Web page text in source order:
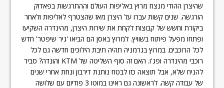
שהיצרן ההודי מנצח מרוץ באליפות העולם וההתרגשות בפאדוק
הורגשה. שנים קשות עברו על היצרן מאז שהצטרף לאליפות ולאחר
ביקורת וחשש של קבוצות לקחת את שירות היצרן, מהינדרה השקיעו
ופתחו מפעל פיתוח בשוויץ. למרוץ באסן הם הביאו 'גיר שיפטר' חדש
לכל הרוכבים. במרוץ בגרמניה תהיה תיבת הילוכים חדשה גם לכל
רוכבי מהינדרה ופג'ו. האם זה סוף השליטה של KTM והונדה? סביר
להניח שלא, אבל תוצאה כזו לבטח נותנת דירבון ונחת אחרי שנים
של עבודה קשה. לראשונה גם ראינו במוטו 3 פודיום עם שלושה